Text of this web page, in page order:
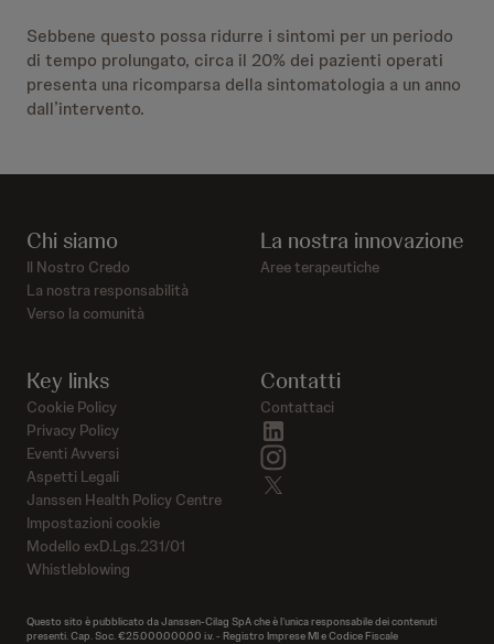
Sebbene questo possa ridurre i sintomi per un periodo
di tempo prolungato, circa il 20% dei pazienti operati
presenta una ricomparsa della sintomatologia a un anno
dall’intervento.
Chi siamo
Il Nostro Credo
La nostra responsabilità
Verso la comunità
La nostra innovazione
Aree terapeutiche
Contatti
Contattaci
Key links
Cookie Policy
Privacy Policy
Eventi Avversi
Aspetti Legali
Janssen Health Policy Centre
Impostazioni cookie
Modello exD.Lgs.231/01
Whistleblowing
Questo sito è pubblicato da Janssen-Cilag SpA che è l’unica responsabile dei contenuti
presenti. Cap. Soc. €25.000.000,00 i.v. - Registro Imprese MI e Codice Fiscale